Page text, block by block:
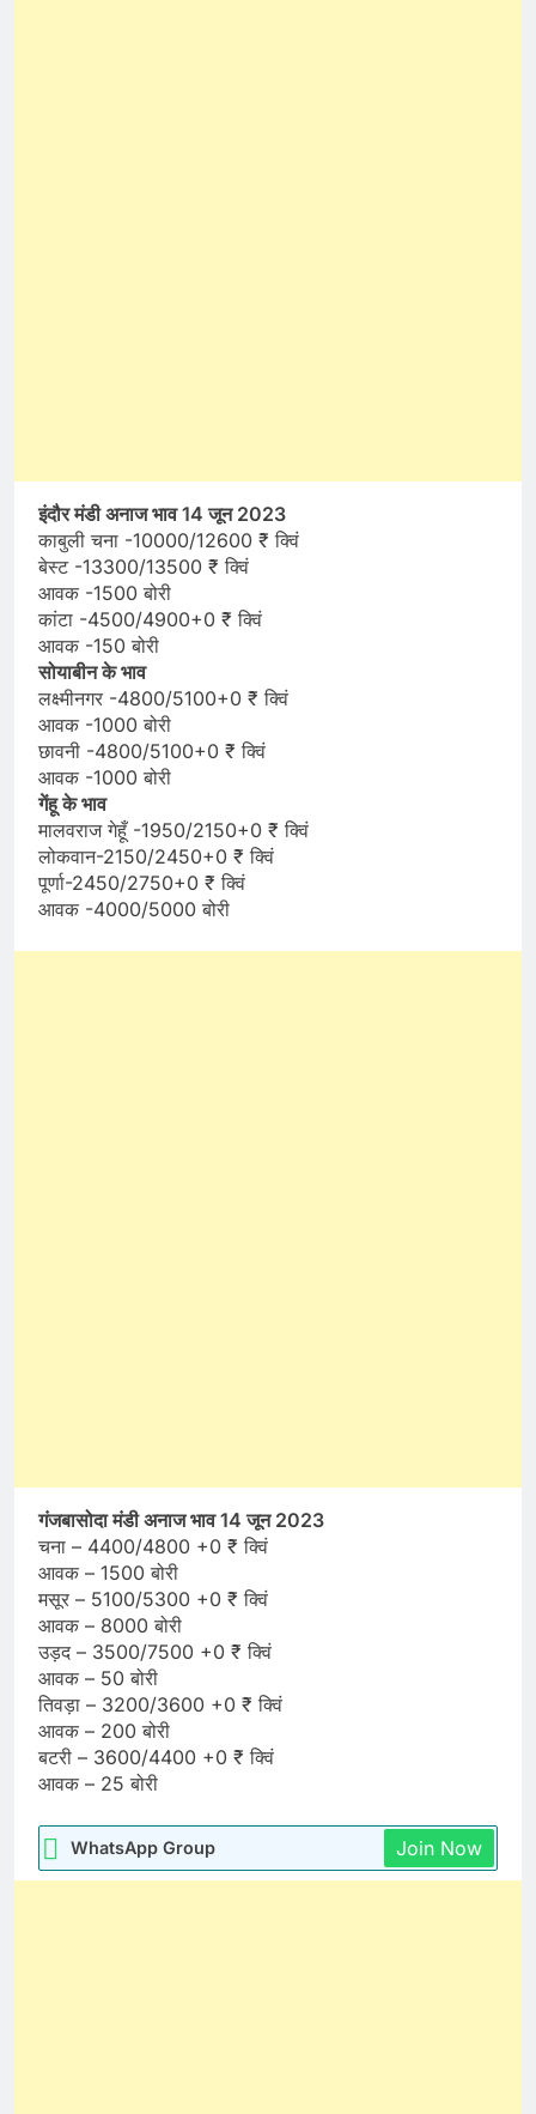
इंदौर मंडी अनाज भाव 14 जून 2023
काबुली चना -10000/12600 ₹ क्विं
बेस्ट -13300/13500 ₹ क्विं
आवक -1500 बोरी
कांटा -4500/4900+0 ₹ क्विं
आवक -150 बोरी
सोयाबीन के भाव
लक्ष्मीनगर -4800/5100+0 ₹ क्विं
आवक -1000 बोरी
छावनी -4800/5100+0 ₹ क्विं
आवक -1000 बोरी
गेंहू के भाव
मालवराज गेहूँ -1950/2150+0 ₹ क्विं
लोकवान-2150/2450+0 ₹ क्विं
पूर्णा-2450/2750+0 ₹ क्विं
आवक -4000/5000 बोरी
गंजबासोदा मंडी अनाज भाव 14 जून 2023
चना – 4400/4800 +0 ₹ क्विं
आवक – 1500 बोरी
मसूर – 5100/5300 +0 ₹ क्विं
आवक – 8000 बोरी
उड़द – 3500/7500 +0 ₹ क्विं
आवक – 50 बोरी
तिवड़ा – 3200/3600 +0 ₹ क्विं
आवक – 200 बोरी
बटरी – 3600/4400 +0 ₹ क्विं
आवक – 25 बोरी
WhatsApp Group Join Now